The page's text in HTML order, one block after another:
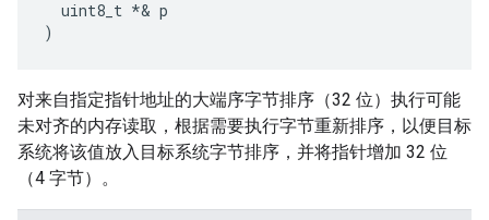
  uint8_t *& p
)
对来自指定指针地址的大端序字节排序（32 位）执行可能
未对齐的内存读取，根据需要执行字节重新排序，以便目标
系统将该值放入目标系统字节排序，并将指针增加 32 位
（4 字节）。